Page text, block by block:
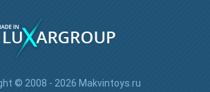
© 2008 - 2026 Makvintoys.ru